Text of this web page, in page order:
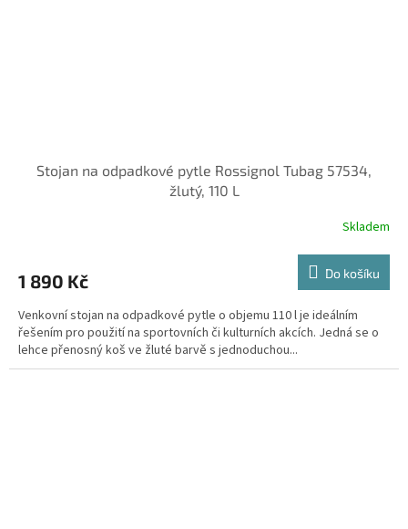
Stojan na odpadkové pytle Rossignol Tubag 57534,
žlutý, 110 L
Skladem
1 890 Kč Do košíku
Venkovní stojan na odpadkové pytle o objemu 110 l je ideálním
řešením pro použití na sportovních či kulturních akcích. Jedná se o
lehce přenosný koš ve žluté barvě s jednoduchou...